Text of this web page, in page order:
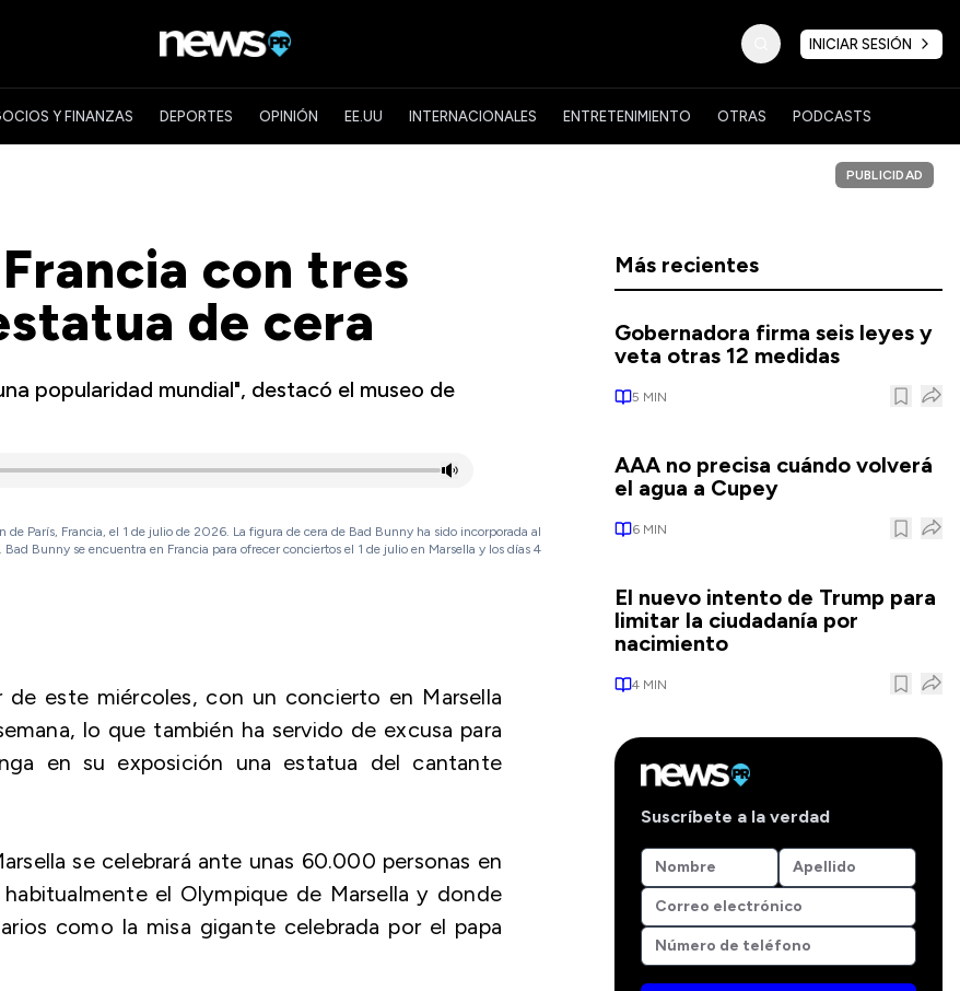
INICIAR SESIÓN
Y FINANZAS DEPORTES OPINIÓN EE.UU INTERNACIONALES ENTRETENIMIENTO OTRAS PODCASTS
con tres
de cera
popularidad mundial", destacó el museo de
París, Francia, el 1 de julio de 2026. La figura de cera de Bad Bunny ha sido incorporada al
Bunny se encuentra en Francia para ofrecer conciertos el 1 de julio en Marsella y los días 4
este miércoles, con un concierto en Marsella
lo que también ha servido de excusa para
en su exposición una estatua del cantante
se celebrará ante unas 60.000 personas en
el Olympique de Marsella y donde
como la misa gigante celebrada por el papa
PUBLICIDAD
Más recientes
Gobernadora firma seis leyes y
veta otras 12 medidas
5 MIN
AAA no precisa cuándo volverá
el agua a Cupey
6 MIN
El nuevo intento de Trump para
limitar la ciudadanía por
nacimiento
4 MIN
Suscríbete a la verdad